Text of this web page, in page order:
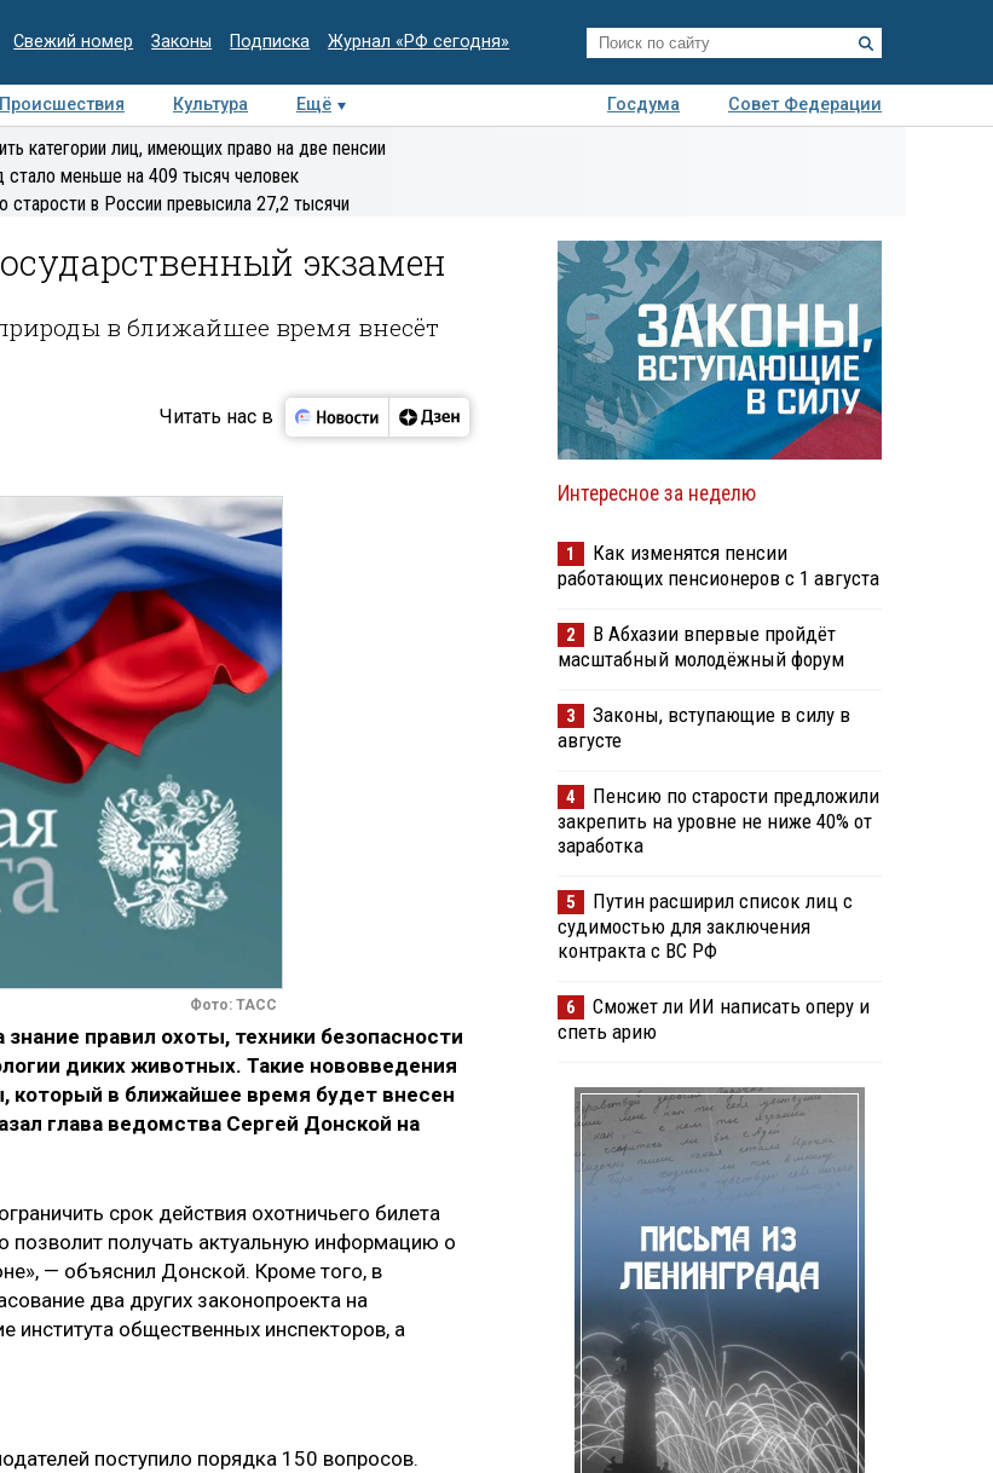
Свежий номер Законы Подписка Журнал «РФ сегодня»
Происшествия Культура Ещё Госдума
Совет Федерации
Интервью Колумнисты
Деловая
категории лиц, имеющих право на две пенсии
стало меньше на 409 тысяч человек
старости в России превысила 27,2 тысячи
экзамен
в ближайшее время внесёт
Читать нас в
Фото: ТАСС
правил охоты, техники безопасности
диких животных. Такие нововведения
который в ближайшее время будет внесен
глава ведомства Сергей Донской на
срок действия охотничьего билета
позволит получать актуальную информацию о
— объяснил Донской. Кроме того, в
два других законопроекта на
института общественных инспекторов, а
поступило порядка 150 вопросов.
Интересное за неделю
1
Как изменятся пенсии
работающих пенсионеров с 1 августа
2
В Абхазии впервые пройдёт
масштабный молодёжный форум
3
Законы, вступающие в силу в
августе
4
Пенсию по старости предложили
закрепить на уровне не ниже 40% от
заработка
5
Путин расширил список лиц с
судимостью для заключения
контракта с ВС РФ
6
Сможет ли ИИ написать оперу и
спеть арию